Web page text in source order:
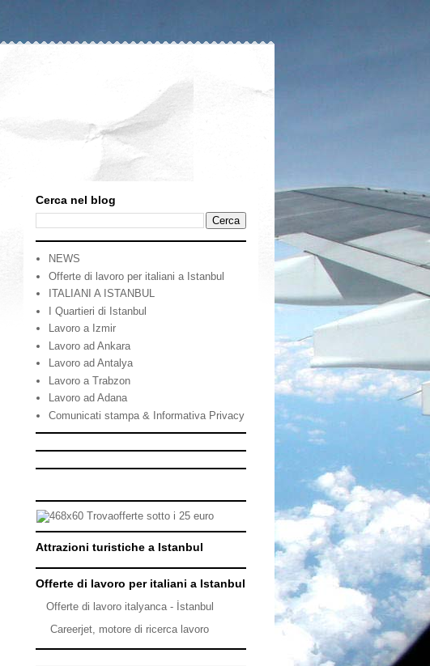
Cerca nel blog
NEWS
Offerte di lavoro per italiani a Istanbul
ITALIANI A ISTANBUL
I Quartieri di Istanbul
Lavoro a Izmir
Lavoro ad Ankara
Lavoro ad Antalya
Lavoro a Trabzon
Lavoro ad Adana
Comunicati stampa & Informativa Privacy
Attrazioni turistiche a Istanbul
Offerte di lavoro per italiani a Istanbul
Offerte di lavoro italyanca - İstanbul
Careerjet, motore di ricerca lavoro